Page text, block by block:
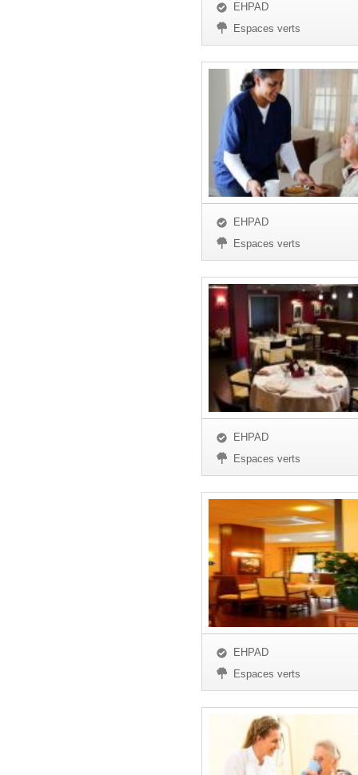
EHPAD
Espaces verts
EHPAD
Espaces verts
EHPAD
Espaces verts
EHPAD
Espaces verts